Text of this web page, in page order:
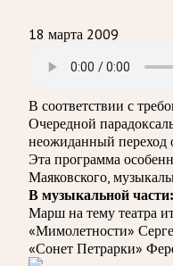
18 марта 2009
В соответствии с
Очередной
неожиданный переход
Эта программа
Маяковского,
В музыкальной части:
Марш на тему театра
«Мимолетности»
«Сонет Петрарки»